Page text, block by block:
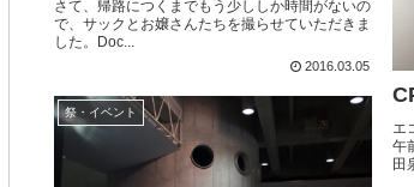
さて、帰路につくまでもう少ししか時間がないの
で、サックとお嬢さんたちを撮らせていただきま
した。Doc...
2016.03.05
エ
午
田
祭・イベント